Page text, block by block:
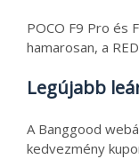
POCO F9 Pro és
hamarosan, a
Legújabb
A Banggood
kedvezmény